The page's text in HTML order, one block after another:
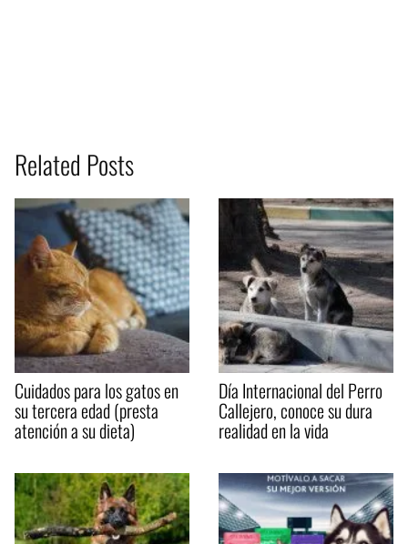
Related Posts
Cuidados para los gatos en
su tercera edad (presta
atención a su dieta)
Día Internacional del Perro
Callejero, conoce su dura
realidad en la vida